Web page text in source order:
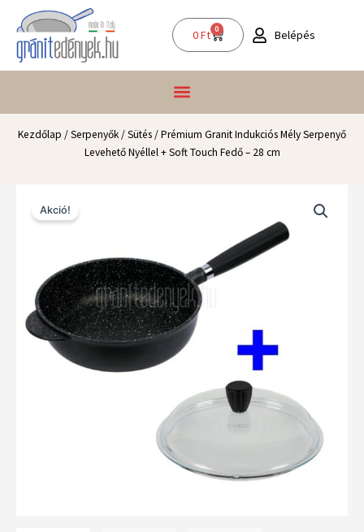
content
0Ft 0
Kosár Belépés
Kezdőlap /Serpenyők/Sütés/ Prémium Granit Indukciós Mély Serpenyő
Levehető Nyéllel + Soft Touch Fedő – 28 cm
Akció!